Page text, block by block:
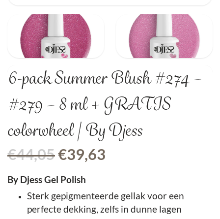
6-pack Summer Blush #274 –
#279 – 8 ml + GRATIS
colorwheel | By Djess
€44,05Oorspronkelijke
prijs
was:
€44,05.
€39,63
€39,63.
By Djess Gel Polish
Sterk gepigmenteerde gellak voor een
perfecte dekking, zelfs in dunne lagen